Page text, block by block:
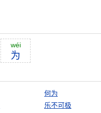
wéi
为
何为
乐不可极